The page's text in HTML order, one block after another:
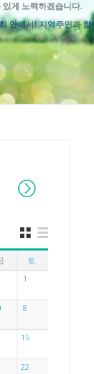
있게 노력하겠습니다.
안에서! 지역주민과 함
토
1
8
15
22